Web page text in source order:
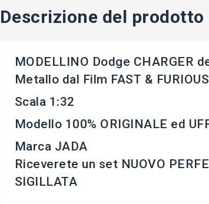
Descrizione del prodotto
MODELLINO Dodge CHARGER
Metallo dal Film FAST &
Scala 1:32
Modello 100% ORIGINALE ed
Marca JADA
Riceverete un set NUOVO
SIGILLATA